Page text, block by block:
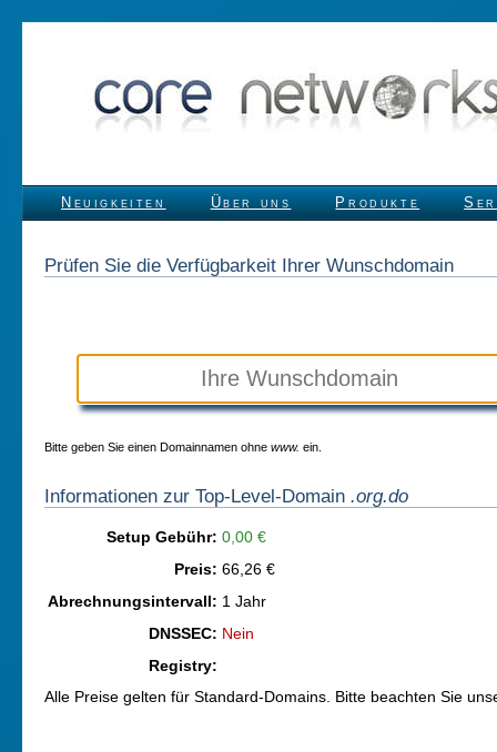
Neuigkeiten Über uns Produkte
Prüfen Sie die Verfügbarkeit Ihrer Wunschdomain
Bitte geben Sie einen Domainnamen ohne www. ein.
Informationen zur Top-Level-Domain .org.do
Setup Gebühr: 0,00 €
Preis: 66,26 €
Abrechnungsintervall: 1 Jahr
DNSSEC: Nein
Registry:
Alle Preise gelten für Standard-Domains. Bitte beachten Sie